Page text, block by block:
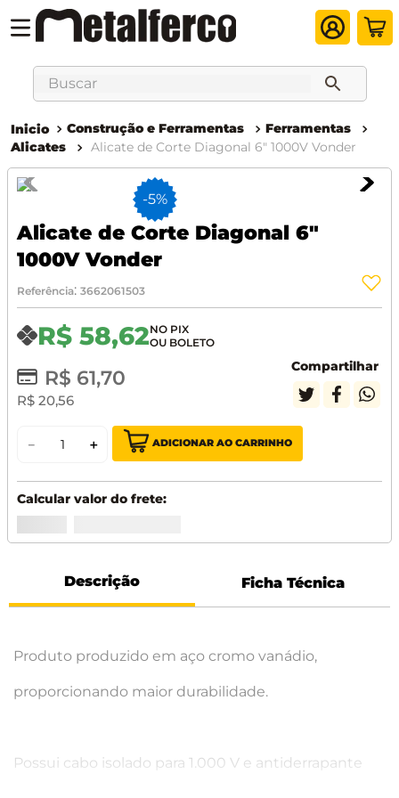
Buscar
Construção e Ferramentas
Ferramentas
Alicates
Alicate de Corte Diagonal 6" 1000V Vonder
-5%
Alicate de Corte Diagonal 6"
1000V Vonder
Referência: 3662061503
R$ 58,62
R$ 61,70
R$ 20,56
Compartilhar
＋
－ ADICIONAR AO CARRINHO
Descrição Ficha Técnica
Produto produzido em aço cromo vanádio,
proporcionando maior durabilidade.
Possui cabo isolado para 1.000 V e antiderrapante